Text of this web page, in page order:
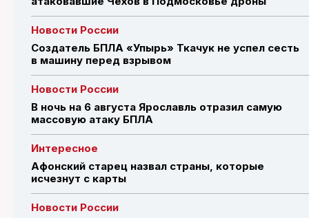
Новости России
Создатель БПЛА «Упырь» Ткачук не успел сесть
в машину перед взрывом
Новости России
В ночь на 6 августа Ярославль отразил самую
массовую атаку БПЛА
Интересное
Афонский старец назвал страны, которые
исчезнут с карты
Новости России